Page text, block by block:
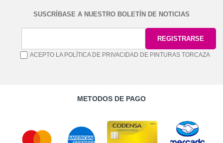
SUSCRÍBASE A NUESTRO BOLETÍN DE NOTICIAS
ACEPTO LA POLÍTICA DE PRIVACIDAD DE PINTURAS TORCAZA
METODOS DE PAGO